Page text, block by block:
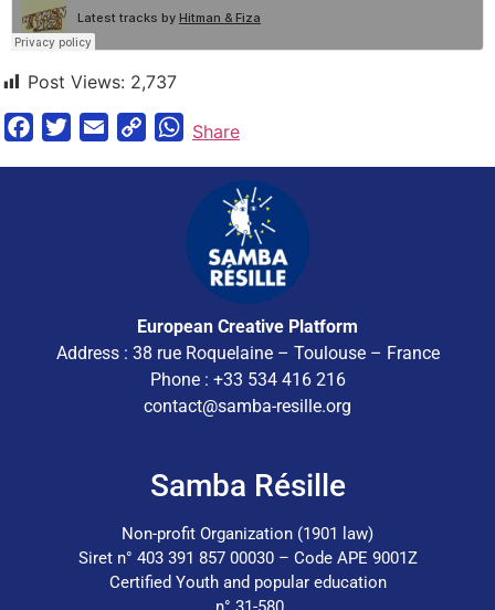
Post Views: 2,737
FacebookTwitterEmail
Copy WhatsApp
Share
European Creative Platform
Address : 38 rue Roquelaine – Toulouse – France
Phone : +33 534 416 216
contact@samba-resille.org
Samba Résille
Non-profit Organization (1901 law)
Siret n° 403 391 857 00030 – Code APE 9001Z
Certified Youth and popular education